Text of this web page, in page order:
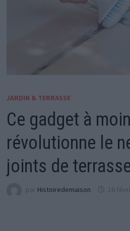
JARDIN & TERRASSE
Ce gadget à
révolutionne le
joints de
par Histoiredemaison 16